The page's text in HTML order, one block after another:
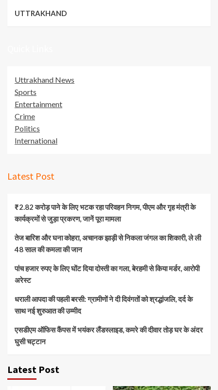
UTTRAKHAND
Uttrakhand News
Sports
Entertainment
Crime
Politics
International
Latest Post
₹2.82 करोड़ पाने के लिए भटक रहा परिवहन निगम, पीएम और गृह मंत्री के
कार्यक्रमों से जुड़ा प्रकरण, जानें पूरा मामला
तेज बारिश और घना कोहरा, अचानक झाड़ी से निकला जंगल का शिकारी, ले ली
48 साल की कमला की जान
पांच हजार रुपए के लिए घोंट दिया दोस्ती का गला, बेरहमी से किया मर्डर, आरोपी
अरेस्ट
धराली आपदा की पहली बरसी: ग्रामीणों ने दी दिवंगतों को श्रद्धांजलि, दर्द के
साथ नई शुरुआत की उम्मीद
एसडीएम ऑफिस कैंपस में भयंकर लैंडस्लाइड, कमरे की दीवार तोड़ घर के अंदर
घुसी चट्टान
Latest Post